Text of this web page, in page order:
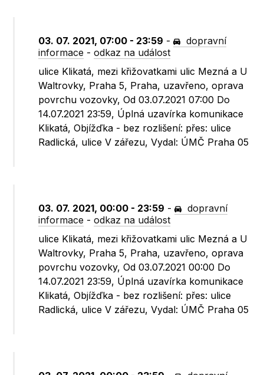
03. 07. 2021, 07:00 - 23:59 -
dopravní
informace -odkaz na událost
ulice Klikatá, mezi křižovatkami ulic Mezná a U
Waltrovky, Praha 5, Praha, uzavřeno, oprava
povrchu vozovky, Od 03.07.2021 07:00 Do
14.07.2021 23:59, Úplná uzavírka komunikace
Klikatá, Objížďka - bez rozlišení: přes: ulice
Radlická, ulice V zářezu, Vydal: ÚMČ Praha 05
03. 07. 2021, 00:00 - 23:59 -
dopravní
informace -odkaz na událost
ulice Klikatá, mezi křižovatkami ulic Mezná a U
Waltrovky, Praha 5, Praha, uzavřeno, oprava
povrchu vozovky, Od 03.07.2021 00:00 Do
14.07.2021 23:59, Úplná uzavírka komunikace
Klikatá, Objížďka - bez rozlišení: přes: ulice
Radlická, ulice V zářezu, Vydal: ÚMČ Praha 05